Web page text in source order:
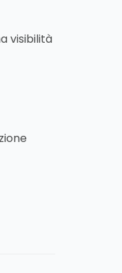
visibilità